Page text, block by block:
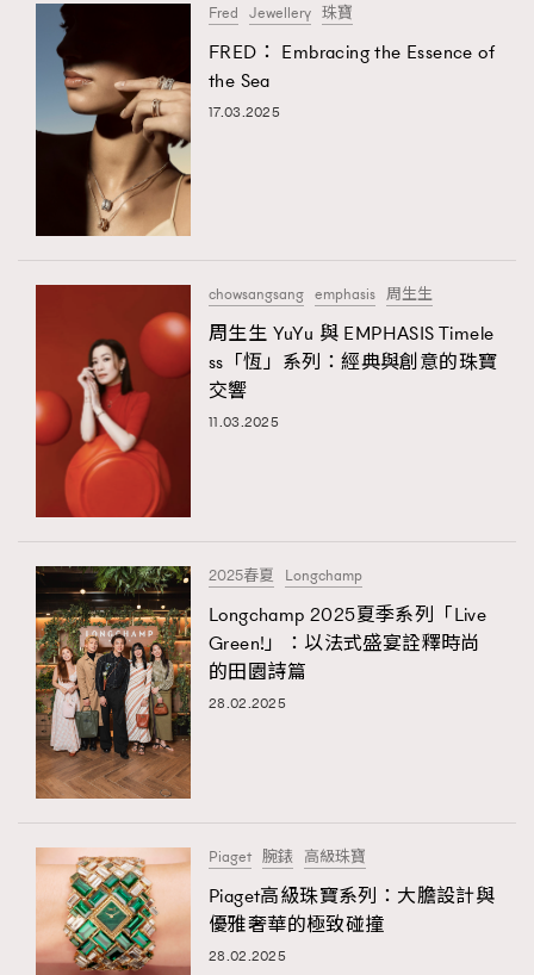
Fred Jewellery 珠寶
FRED： Embracing the Essence of
the Sea
17.03.2025
chowsangsang emphasis 周生生
周生生 YuYu 與 EMPHASIS Timele
ss「恆」系列：經典與創意的珠寶
交響
11.03.2025
2025春夏 Longchamp
Longchamp 2025夏季系列「Live
Green!」：以法式盛宴詮釋時尚
的田園詩篇
28.02.2025
Piaget 腕錶 高級珠寶
Piaget高級珠寶系列：大膽設計與
優雅奢華的極致碰撞
28.02.2025